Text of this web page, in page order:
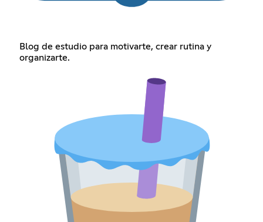
Blog de estudio para motivarte, crear rutina y
organizarte.